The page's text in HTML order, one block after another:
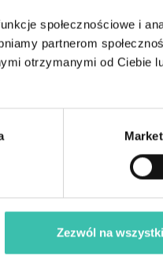
społecznościowe i
partnerom
otrzymanymi od Ciebie
Zezwól na
Powiązaną) celem
Powiadomimy Państwa
informacje podczas
firmą;
finansowym;
Możemy rejestrować lub
bezpieczeństwo naszego